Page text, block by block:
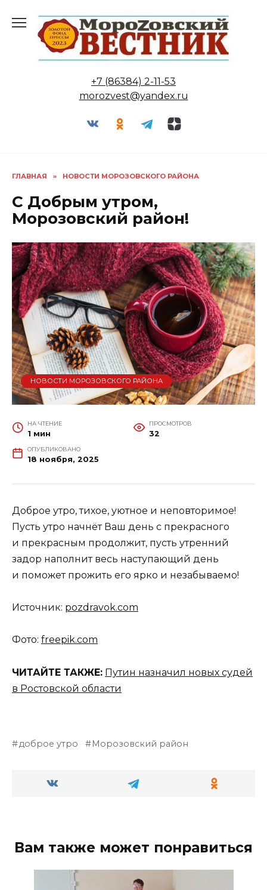
содержанию
+7 (86384) 2-11-53
morozvest@yandex.ru
ГЛАВНАЯ » НОВОСТИ МОРОЗОВСКОГО РАЙОНА
С Добрым утром,
Морозовский район!
НОВОСТИ МОРОЗОВСКОГО РАЙОНА
НА ЧТЕНИЕ
1 мин
ПРОСМОТРОВ
32
ОПУБЛИКОВАНО
18 ноября, 2025
Доброе утро, тихое, уютное и неповторимое!
Пусть утро начнёт Ваш день с прекрасного
и прекрасным продолжит, пусть утренний
задор наполнит весь наступающий день
и поможет прожить его ярко и незабываемо!
Источник: pozdravok.com
Фото: freepik.com
ЧИТАЙТЕ ТАКЖЕ: Путин назначил новых судей
в Ростовской области
доброе утро Морозовский район
Вам также может понравиться